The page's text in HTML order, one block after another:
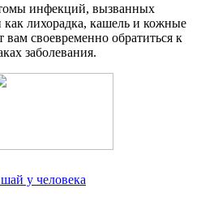
инфекций, вызванных
лихорадка, кашель и кожные
своевременно обратиться к
заболевания.
у человека